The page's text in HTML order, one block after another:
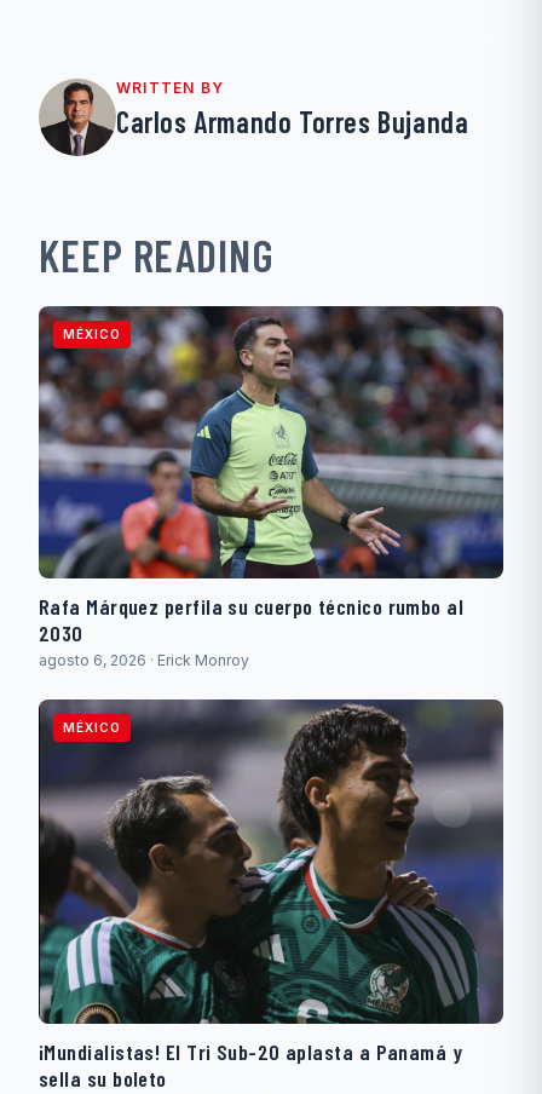
WRITTEN BY
Carlos Armando Torres Bujanda
KEEP READING
MÉXICO
Rafa Márquez perfila su cuerpo técnico rumbo al
2030
agosto 6, 2026 · Erick Monroy
MÉXICO
¡Mundialistas! El Tri Sub-20 aplasta a Panamá y
sella su boleto